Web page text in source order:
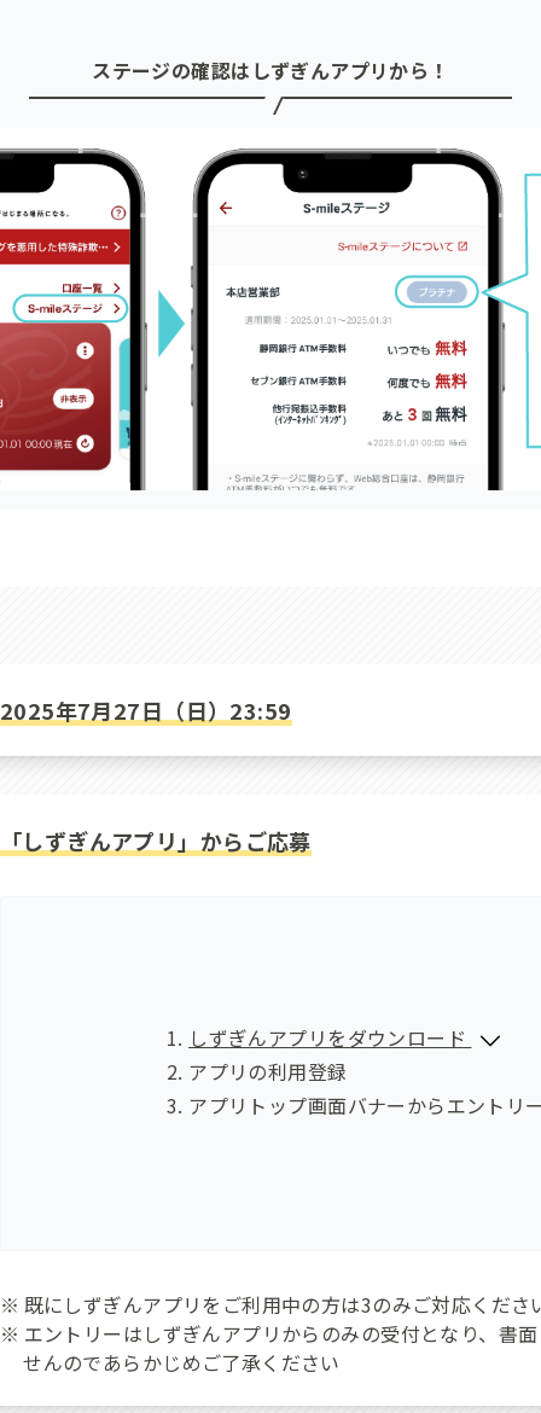
ステージの確認はしずぎんアプリから！
2025年7月27日（日）23:59
「しずぎんアプリ」からご応募
しずぎんアプリをダウンロード
アプリの利用登録
アプリトップ画面バナーからエントリ
既にしずぎんアプリをご利用中の方は3のみご対応くださ
エントリーはしずぎんアプリからのみの受付となり、書
せんのであらかじめご了承ください